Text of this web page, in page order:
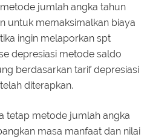
jumlah angka tahun
untuk memaksimalkan biaya
ingin melaporkan spt
depresiasi metode saldo
berdasarkan tarif depresiasi
diterapkan.
tetap metode jumlah angka
masa manfaat dan nilai